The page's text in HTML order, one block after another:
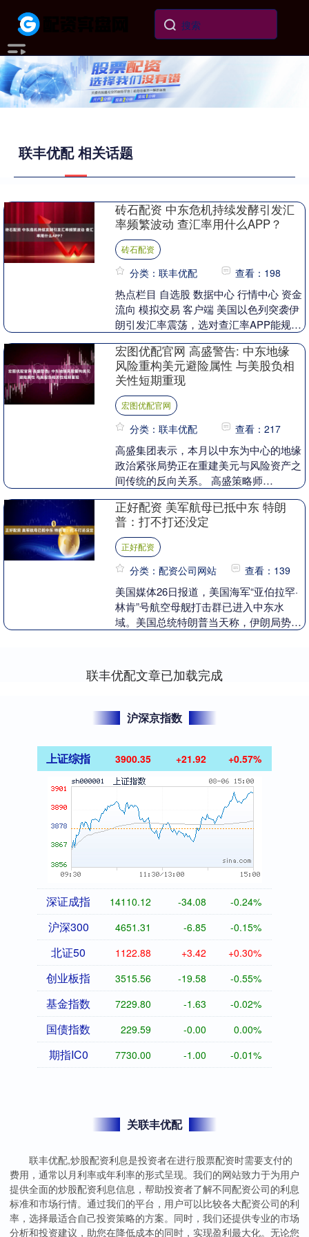
联丰优配 相关话题
砖石配资 中东危机持续发酵引发汇
率频繁波动 查汇率用什么APP？
砖石配资
分类：联丰优配 查看：198
热点栏目 自选股 数据中心 行情中心 资金
流向 模拟交易 客户端 美国以色列突袭伊
朗引发汇率震荡，选对查汇率APP能规避
风险、节省成本。以下逐一列出主流APP
优....
宏图优配官网 高盛警告: 中东地缘
风险重构美元避险属性 与美股负相
关性短期重现
宏图优配官网
分类：联丰优配 查看：217
高盛集团表示，本月以中东为中心的地缘
政治紧张局势正在重建美元与风险资产之
间传统的反向关系。 高盛策略师
StuartJenkins、TeresaAlves和Isa....
正好配资 美军航母已抵中东 特朗
普：打不打还没定
正好配资
分类：配资公司网站 查看：139
美国媒体26日报道，美国海军“亚伯拉罕·
林肯”号航空母舰打击群已进入中东水
域。美国总统特朗普当天称，伊朗局势
联丰优配文章已加载完成
沪深京指数
上证综指 3900.35 +21.92 +0.57%
深证成指 14110.12 -34.08 -0.24%
沪深300 4651.31 -6.85 -0.15%
北证50 1122.88 +3.42 +0.30%
创业板指 3515.56 -19.58 -0.55%
基金指数 7229.80 -1.63 -0.02%
国债指数 229.59 -0.00 0.00%
期指IC0 7730.00 -1.00 -0.01%
关联丰优配
联丰优配,炒股配资利息是投资者在进行股票配资时需要支付的
费用，通常以月利率或年利率的形式呈现。我们的网站致力于为用户
提供全面的炒股配资利息信息，帮助投资者了解不同配资公司的利息
标准和市场行情。通过我们的平台，用户可以比较各大配资公司的利
率，选择最适合自己投资策略的方案。同时，我们还提供专业的市场
分析和投资建议，助您在降低成本的同时，实现盈利最大化。无论您